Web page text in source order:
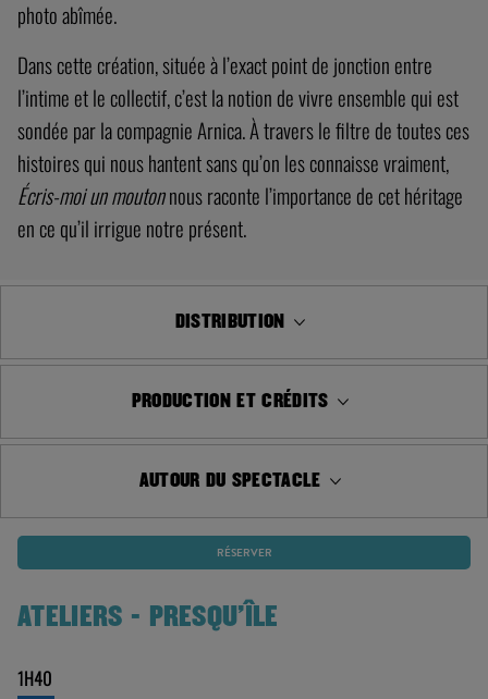
photo abîmée.
Dans cette création, située à l’exact point de jonction entre
l’intime et le collectif, c’est la notion de vivre ensemble qui est
sondée par la compagnie Arnica. À travers le filtre de toutes ces
histoires qui nous hantent sans qu’on les connaisse vraiment,
Écris-moi unmoutonnous raconte l’importance de cet héritage
en ce qu’il irrigue notre présent.
DISTRIBUTION
PRODUCTION ET CRÉDITS
AUTOUR DU SPECTACLE
RÉSERVER
ATELIERS - PRESQU'ÎLE
1H40